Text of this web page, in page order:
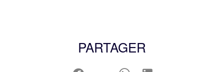
PARTAGER